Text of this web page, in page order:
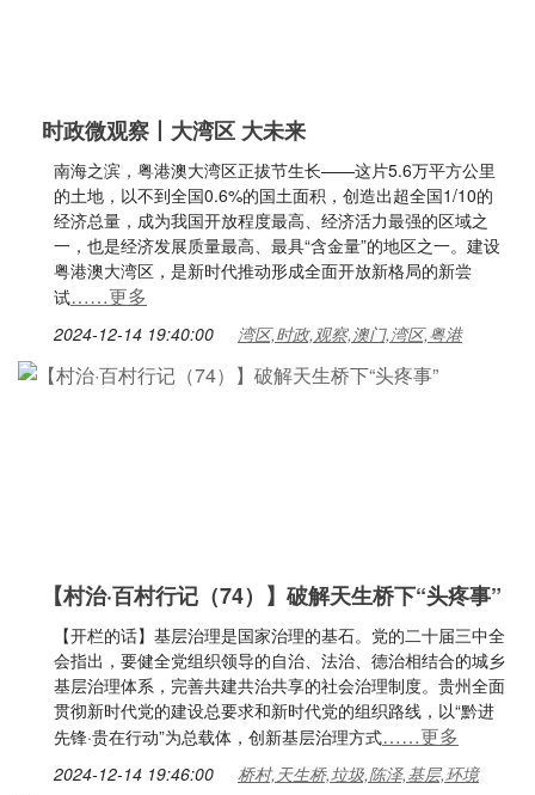
时政微观察丨大湾区 大未来
南海之滨，粤港澳大湾区正拔节生长——这片5.6万平方公里
的土地，以不到全国0.6%的国土面积，创造出超全国1/10的
经济总量，成为我国开放程度最高、经济活力最强的区域之
一，也是经济发展质量最高、最具“含金量”的地区之一。建设
粤港澳大湾区，是新时代推动形成全面开放新格局的新尝
试……更多
2024-12-14 19:40:00 湾区,时政,观察,澳门,湾区,粤港
【村治·百村行记（74）】破解天生桥下“头疼事”
【开栏的话】基层治理是国家治理的基石。党的二十届三中全
会指出，要健全党组织领导的自治、法治、德治相结合的城乡
基层治理体系，完善共建共治共享的社会治理制度。贵州全面
贯彻新时代党的建设总要求和新时代党的组织路线，以“黔进
先锋·贵在行动”为总载体，创新基层治理方式……更多
2024-12-14 19:46:00 桥村,天生桥,垃圾,陈泽,基层,环境